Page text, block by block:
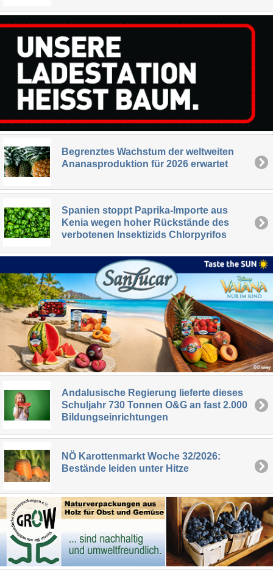
Begrenztes Wachstum der weltweiten
Ananasproduktion für 2026 erwartet
Spanien stoppt Paprika-Importe aus
Kenia wegen hoher Rückstände des
verbotenen Insektizids Chlorpyrifos
Andalusische Regierung lieferte dieses
Schuljahr 730 Tonnen O&G an fast 2.000
Bildungseinrichtungen
NÖ Karottenmarkt Woche 32/2026:
Bestände leiden unter Hitze